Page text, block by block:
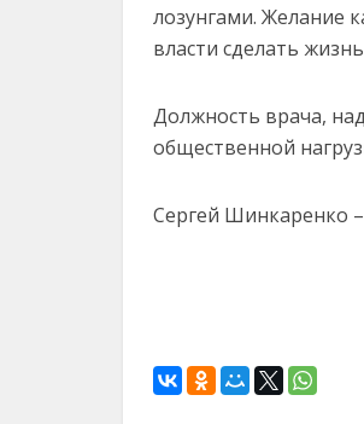
лозунгами. Желание
власти сделать
Должность врача,
общественной
Сергей Шинкаренко